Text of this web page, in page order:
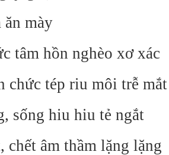
ăn mày
tâm hồn nghèo xơ xác
chức tép riu môi trễ
sống hiu hiu tẻ ngắt
chết âm thầm lặng lặng